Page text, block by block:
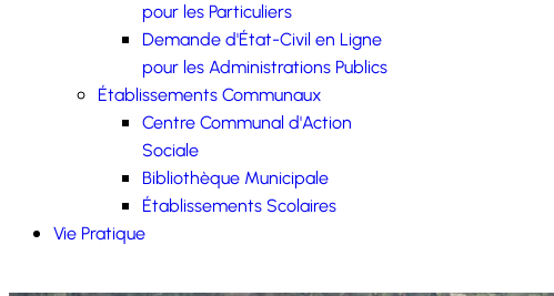
pour les Particuliers
Demande d'État-Civil en Ligne
pour les Administrations Publics
Établissements Communaux
Centre Communal d'Action
Sociale
Bibliothèque Municipale
Établissements Scolaires
Vie Pratique